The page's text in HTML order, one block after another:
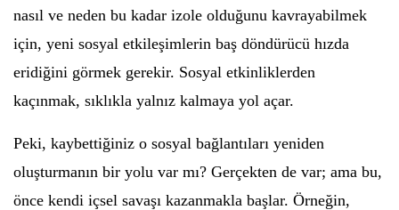
nasıl ve neden bu kadar izole olduğunu kavrayabilmek
için, yeni sosyal etkileşimlerin baş döndürücü hızda
eridiğini görmek gerekir. Sosyal etkinliklerden
kaçınmak, sıklıkla yalnız kalmaya yol açar.
Peki, kaybettiğiniz o sosyal bağlantıları yeniden
oluşturmanın bir yolu var mı? Gerçekten de var; ama bu,
önce kendi içsel savaşı kazanmakla başlar. Örneğin,